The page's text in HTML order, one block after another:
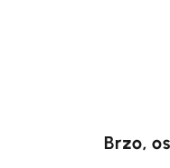
Brzo,